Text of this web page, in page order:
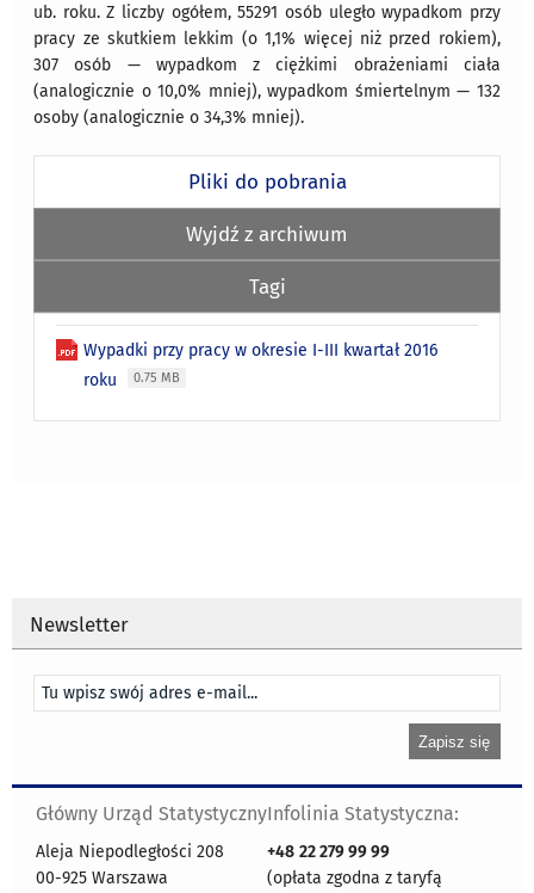
ub. roku. Z liczby ogółem, 55291 osób uległo wypadkom przy
pracy ze skutkiem lekkim (o 1,1% więcej niż przed rokiem),
307 osób — wypadkom z ciężkimi obrażeniami ciała
(analogicznie o 10,0% mniej), wypadkom śmiertelnym — 132
osoby (analogicznie o 34,3% mniej).
Pliki do pobrania
Wyjdź z archiwum
Tagi
Wypadki przy pracy w okresie I-III kwartał 2016
roku
0.75 MB
Newsletter
Główny Urząd Statystyczny
Aleja Niepodległości 208
00-925 Warszawa
Infolinia Statystyczna:
+48 22 279 99 99
(opłata zgodna z taryfą